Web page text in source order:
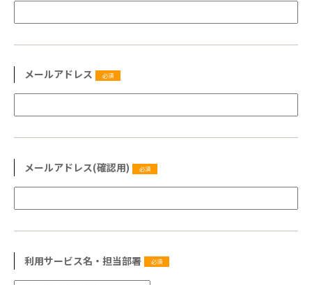
メールアドレス 必須
メールアドレス(確認用) 必須
利用サービス名・担当部署 必須